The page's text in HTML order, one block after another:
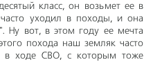
класс, он возьмет ее в
уходил в походы, и она
вот, в этом году ее мечта
похода наш земляк часто
в ходе СВО, с которым тоже